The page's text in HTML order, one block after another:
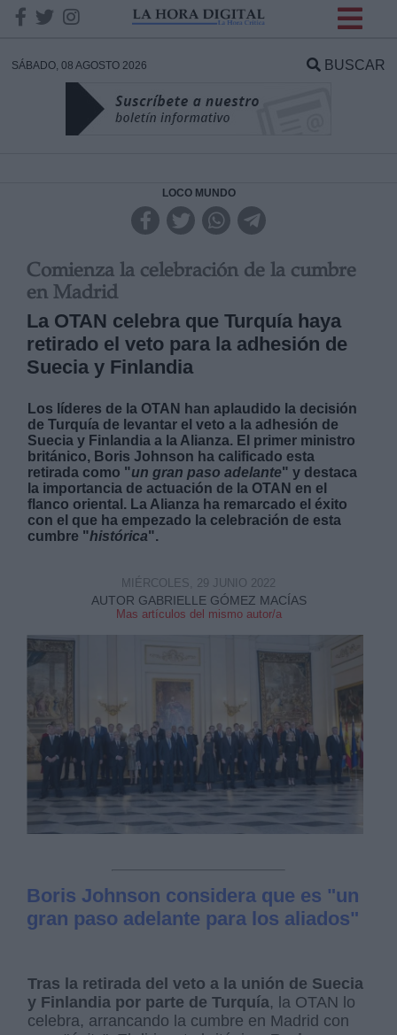
SÁBADO, 08 AGOSTO 2026 BUSCAR
LOCO MUNDO
Comienza la celebración de la cumbre
en Madrid
La OTAN celebra que Turquía haya
retirado el veto para la adhesión de
Suecia y Finlandia
Los líderes de la OTAN han aplaudido la decisión
de Turquía de levantar el veto a la adhesión de
Suecia y Finlandia a la Alianza. El primer ministro
británico, Boris Johnson ha calificado esta
retirada como "un gran paso adelante" y destaca
la importancia de actuación de la OTAN en el
flanco oriental. La Alianza ha remarcado el éxito
con el que ha empezado la celebración de esta
cumbre "histórica".
AUTOR GABRIELLE GÓMEZ MACÍAS
Mas artículos del mismo autor/a
MIÉRCOLES, 29 JUNIO 2022
Boris Johnson considera que es "un
gran paso adelante para los aliados"
Tras la retirada del veto a la unión de Suecia
y Finlandia por parte de Turquía, la OTAN lo
celebra, arrancando la cumbre en Madrid con
DATOS
Responsable:
Legitimación:
Destinatarios:
Derechos:
Información adicional